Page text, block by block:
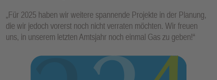
„Für 2025 haben wir weitere spannende Projekte in der Planung,
die wir jedoch vorerst noch nicht verraten möchten. Wir freuen
uns, in unserem letzten Amtsjahr noch einmal Gas zu geben!“